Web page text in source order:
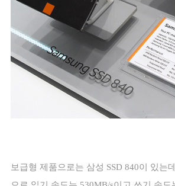
보급형 제품으로는 삼성 SSD 840이 있는